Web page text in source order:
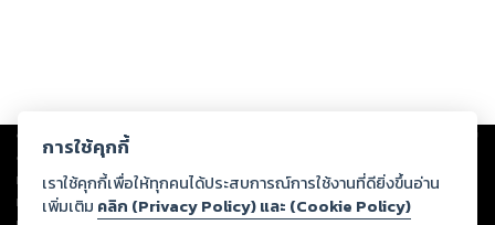
Copyright © 2026
ต่อผลงานหรือเนื้อหาใดที่อัปโหลดผ่านเว็บไซต์และปรากฏว่าละเมิดสิทธิใน
ทรัพย์สินทางปัญญาของบุคคลอื่นหรือขัดต่อกฎหมายและศีลธรรม ดังนั้น ผู้อ่าน
ทุกท่านโปรดใช้วิจารณญาณในการกลั่นกรองด้วยตนเอง และหากท่านพบว่าส่วน
การใช้คุกกี้
เราใช้คุกกี้เพื่อให้ทุกคนได้ประสบการณ์การใช้งานที่ดียิ่งขึ้นอ่าน
เพิ่มเติม คลิก (Privacy Policy) และ (Cookie Policy)